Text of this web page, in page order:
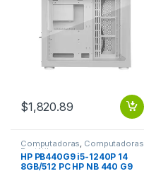
$1,820.89
Computadoras, Computadoras
Portátiles
HP PB440G9 i5-1240P 14
8GB/512 PC HP NB 440 G9